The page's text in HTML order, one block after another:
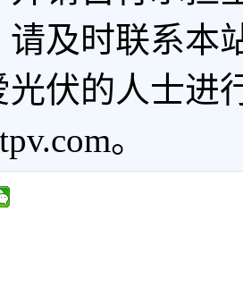
请及时联系本
光伏的人士进
。